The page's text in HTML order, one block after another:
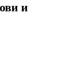
и